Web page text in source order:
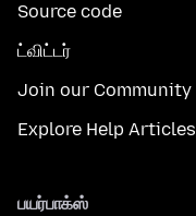
Source code
ட்விட்டர்
Join our Community
Explore Help Articles
பயர்பாக்ஸ்